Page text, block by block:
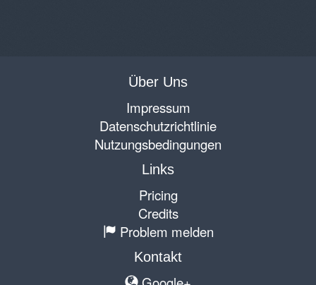
Über Uns
Impressum
Datenschutzrichtlinie
Nutzungsbedingungen
Links
Pricing
Credits
Problem melden
Kontakt